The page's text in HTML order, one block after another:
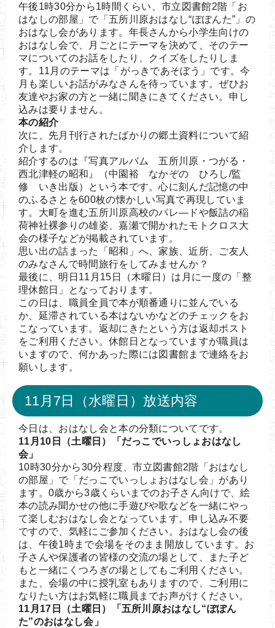
午後1時30分から1時間くらい、市立図書館2階「お
はなしの部屋」で「五所川原おはなし“ぽぽんた”」の
おはなし会があります。年長さんから小学生向けの
おはなし会で、月ごとにテーマを決めて、そのテー
マについてのお話をしたり、クイズをしたりしま
す。11月のテーマは「がっきであそぼう」です。今
月も楽しいお話がみなさんを待っています。ぜひお
友達やお家の方と一緒に聞きにきてください。申し
込みは要りません。
本の紹介
次に、先月刊行されたばかりの郷土資料について紹
介します。
紹介するのは『写真アルバム 五所川原・つがる・
西北津軽の昭和』（中園裕 なかぞの ひろし/監
修 いき出版）という本です。心に刻んだ記憶の中
のふるさとを600枚の懐かしい写真で再現していま
す。大町を進む五所川原高校のパレ―ドや飯詰の稲
荷神社裸参りの雄姿、嘉瀬で開かれたモトクロス大
会の様子などが掲載されています。
思い出の詰まった「昭和」へ、家族、近所、ご友人
のみなさんで時間旅行をしてみませんか？
最後に、明日11月15日（木曜日）は月に一度の「整
理休館日」となっております。
この日は、職員全員で本が順番通りに並んでいる
か、延滞されている本はないかなどのチェックをお
こなっています。返却にきたという方は返却ポスト
をご利用ください。休館日となっていますが職員は
いますので、何かあった際には図書館まで連絡をお
願いします。
11月7日（水曜日）放送内容
今日は、おはなし会と本の分類についてです。
11月10日（土曜日）「だっこでいっしょおはなし
会」
10時30分から30分程度、市立図書館2階「おはなし
の部屋」で「だっこでいっしょおはなし会」があり
ます。0歳から3歳くらいまでのお子さん向けで、絵
本の読み聞かせの他に手遊びや歌などを一緒にやっ
て楽しむおはなし会となっています。申し込み不要
ですので、気軽にご参加ください。おはなし会の後
は、午後1時まで会場をそのまま開放しています。お
子さんや保護者の皆様の交流の場として、また子ど
もと一緒にくつろぎの場としてもご利用ください。
また、会場の中に授乳室もありますので、ご利用に
なりたい方はお気軽に職員までお声がけください。
11月17日（土曜日）「五所川原おはなし“ぽぽん
た”のおはなし会」